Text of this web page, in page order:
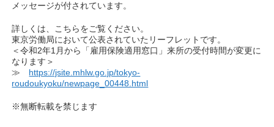
メッセージが付されています。
詳しくは、こちらをご覧ください。
東京労働局において公表されていたリーフレットです。
＜令和2年1月から「雇用保険適用窓口」来所の受付時間が変更に
なります＞
≫ https://jsite.mhlw.go.jp/tokyo-
roudoukyoku/newpage_00448.html
※無断転載を禁じます